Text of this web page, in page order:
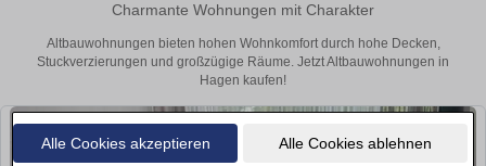
Alle Cookies akzeptieren Alle Cookies ablehnen
Charmante Wohnungen mit Charakter
Altbauwohnungen bieten hohen Wohnkomfort durch hohe Decken,
Stuckverzierungen und großzügige Räume. Jetzt Altbauwohnungen in
Hagen kaufen!